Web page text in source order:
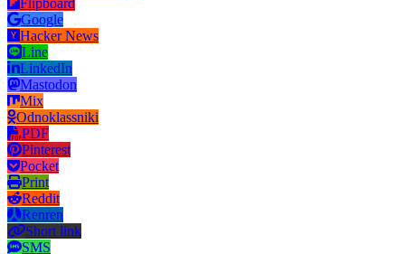
Flipboard
Google
Hacker News
Line
LinkedIn
Mastodon
Mix
Odnoklassniki
PDF
Pinterest
Pocket
Print
Reddit
Renren
Short link
SMS